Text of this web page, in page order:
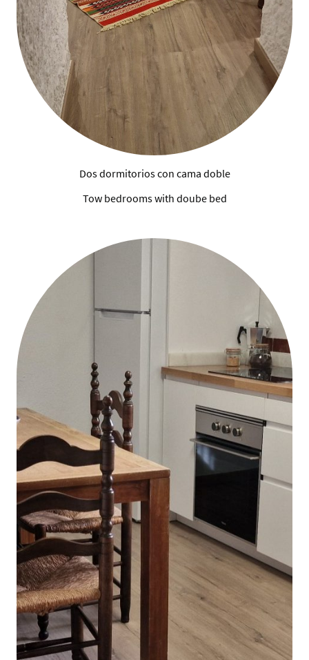
Dos dormitorios con cama doble
Tow bedrooms with doube bed